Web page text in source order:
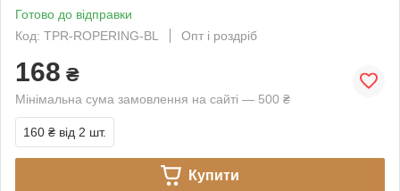
Готово до відправки
Код: TPR-ROPERING-BL
Опт і роздріб
168 ₴
Мінімальна сума замовлення на сайті — 500 ₴
160 ₴ від 2 шт.
Купити